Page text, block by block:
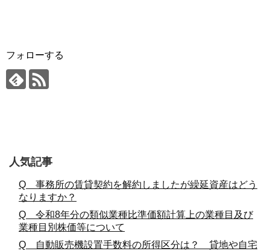
フォローする
人気記事
Q 事務所の賃貸契約を解約しましたが繰延資産はどう
なりますか？
Q 令和8年分の類似業種比準価額計算上の業種目及び
業種目別株価等について
Q 自動販売機設置手数料の所得区分は？ 貸地や自宅